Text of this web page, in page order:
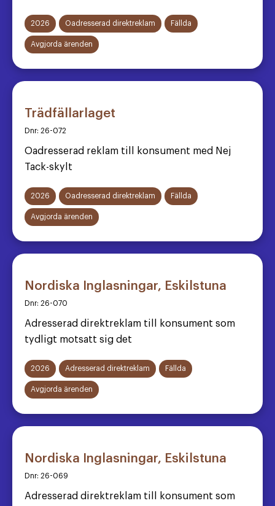
2026 Oadresserad direktreklam Fällda
Avgjorda ärenden
Trädfällarlaget
Dnr: 26-072
Oadresserad reklam till konsument med Nej
Tack-skylt
2026 Oadresserad direktreklam Fällda
Avgjorda ärenden
Nordiska Inglasningar, Eskilstuna
Dnr: 26-070
Adresserad direktreklam till konsument som
tydligt motsatt sig det
2026 Adresserad direktreklam Fällda
Avgjorda ärenden
Nordiska Inglasningar, Eskilstuna
Dnr: 26-069
Adresserad direktreklam till konsument som